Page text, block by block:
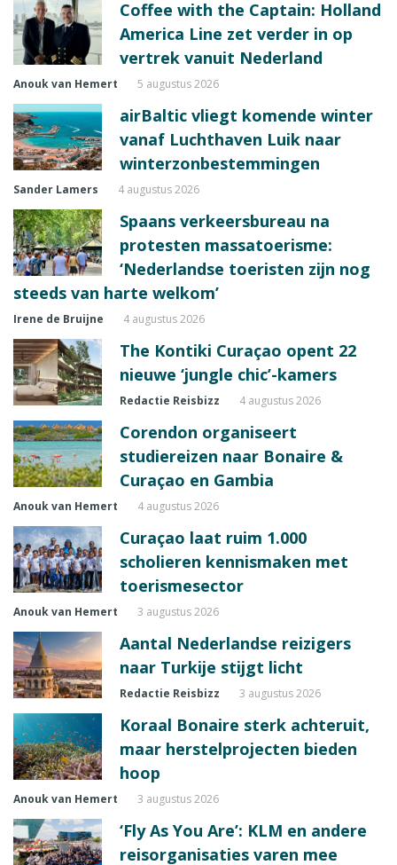
Coffee with the Captain: Holland
America Line zet verder in op
vertrek vanuit Nederland
Anouk van Hemert 5 augustus 2026
airBaltic vliegt komende winter
vanaf Luchthaven Luik naar
winterzonbestemmingen
Sander Lamers 4 augustus 2026
Spaans verkeersbureau na
protesten massatoerisme:
‘Nederlandse toeristen zijn nog
steeds van harte welkom’
Irene de Bruijne 4 augustus 2026
The Kontiki Curaçao opent 22
nieuwe ‘jungle chic’-kamers
Redactie Reisbizz 4 augustus 2026
Corendon organiseert
studiereizen naar Bonaire &
Curaçao en Gambia
Anouk van Hemert 4 augustus 2026
Curaçao laat ruim 1.000
scholieren kennismaken met
toerismesector
Anouk van Hemert 3 augustus 2026
Aantal Nederlandse reizigers
naar Turkije stijgt licht
Redactie Reisbizz 3 augustus 2026
Koraal Bonaire sterk achteruit,
maar herstelprojecten bieden
hoop
Anouk van Hemert 3 augustus 2026
‘Fly As You Are’: KLM en andere
reisorganisaties varen mee